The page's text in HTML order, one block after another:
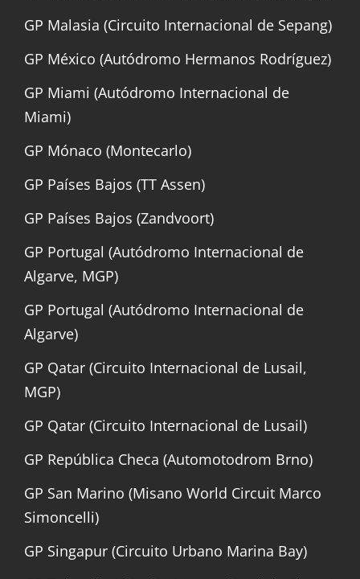
GP Malasia (Circuito Internacional de Sepang)
GP México (Autódromo Hermanos Rodríguez)
GP Miami (Autódromo Internacional de
Miami)
GP Mónaco (Montecarlo)
GP Países Bajos (TT Assen)
GP Países Bajos (Zandvoort)
GP Portugal (Autódromo Internacional de
Algarve, MGP)
GP Portugal (Autódromo Internacional de
Algarve)
GP Qatar (Circuito Internacional de Lusail,
MGP)
GP Qatar (Circuito Internacional de Lusail)
GP República Checa (Automotodrom Brno)
GP San Marino (Misano World Circuit Marco
Simoncelli)
GP Singapur (Circuito Urbano Marina Bay)